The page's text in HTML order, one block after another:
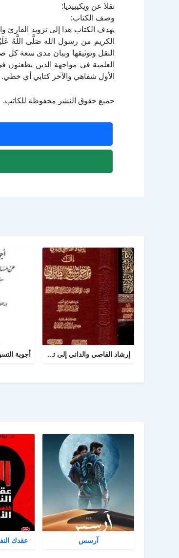
نقلا عن ويكيبيديا:
وصف الكتاب:
يهدف الكتاب هذا إلى تزويد
الكريم من رسول الله صَلَّى اللَّهُ
النقل وتوثيقها وبيان مدى سعة كل
العلمية في مواجهة الذين يطعنون
الأول شفاهي والآخر كتابي أي خطي.
جميع حقوق النشر محفوظة للكاتب.
إرشاد القاصي والداني إلى تراجم شيوخ الطبراني
آرسس عقدك